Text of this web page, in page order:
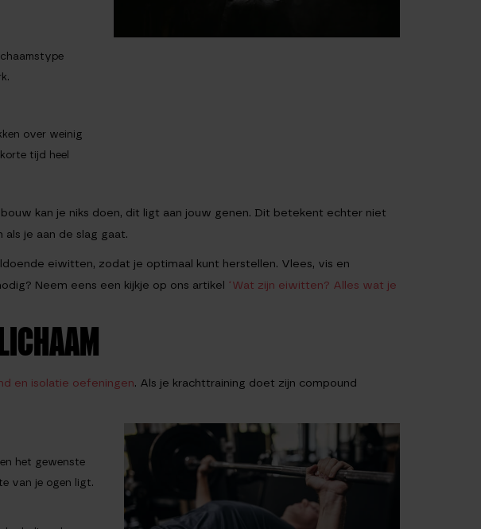
over weinig
tijd heel
kan je niks doen, dit ligt aan jouw genen. Dit betekent echter niet
je aan de slag gaat.
eiwitten, zodat je optimaal kunt herstellen. Vlees, vis en
Neem eens een kijkje op ons artikel ‘Wat zijn eiwitten? Alles wat je
en isolatie oefeningen. Als je krachttraining doet zijn compound
het gewenste
van je ogen ligt.